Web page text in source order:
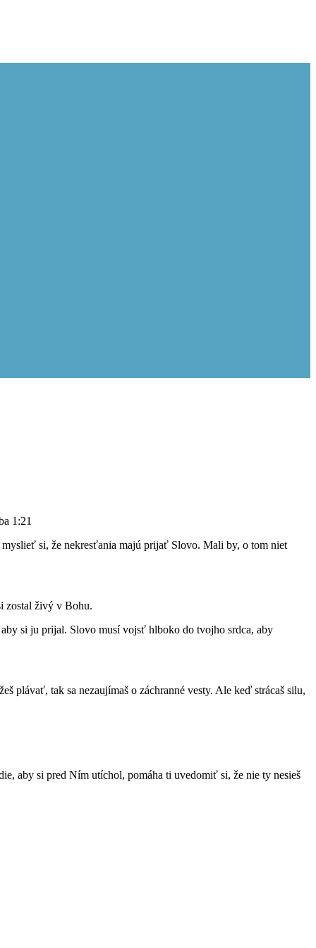
1:21
si, že nekresťania majú prijať Slovo. Mali by, o tom niet
zostal živý v Bohu.
si ju prijal. Slovo musí vojsť hlboko do tvojho srdca, aby
plávať, tak sa nezaujímaš o záchranné vesty. Ale keď strácaš silu,
aby si pred Ním utíchol, pomáha ti uvedomiť si, že nie ty nesieš